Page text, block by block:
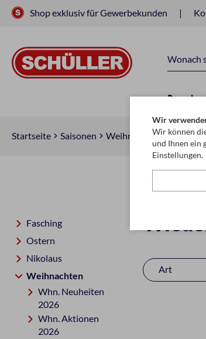
Shop exklusiv für Gewerbekunden
Startseite Saisonen Weihnachten
Fasching
Ostern
Nikolaus
Weihnachten
Whn. Neuheiten
2026
Whn. Aktionen
2026
Art
Wir
Wir können
und Ihnen ein
Einstellungen.